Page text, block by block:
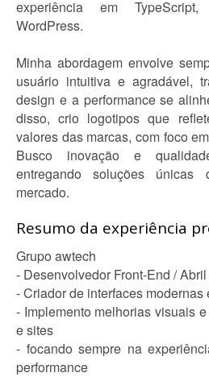
experiência em
WordPress.
Minha abordagem envolve
usuário intuitiva e agradável,
design e a performance se
disso, crio logotipos que
valores das marcas, com foco
Busco inovação e
entregando soluções
mercado.
Resumo da experiência
Grupo awtech
- Desenvolvedor Front-End /
- Criador de interfaces modernas
- Implemento melhorias visuais
e sites
- focando sempre na
performance